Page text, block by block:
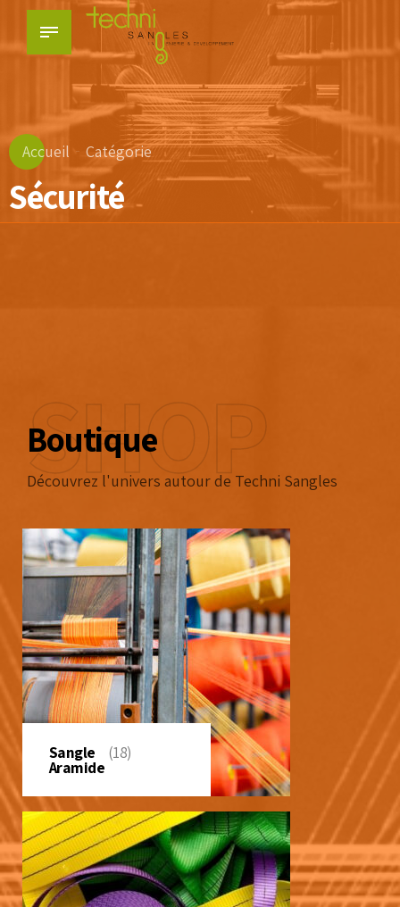
Accueil Catégorie
Sécurité
Boutique
SHOP
Découvrez l'univers autour de Techni Sangles
Sangle
Aramide
(18)